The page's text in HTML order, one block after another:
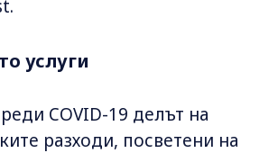
услуги
COVID-19 делът на
разходи, посветени на